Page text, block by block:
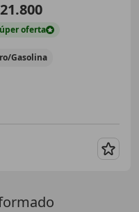
oferta
Gasolina